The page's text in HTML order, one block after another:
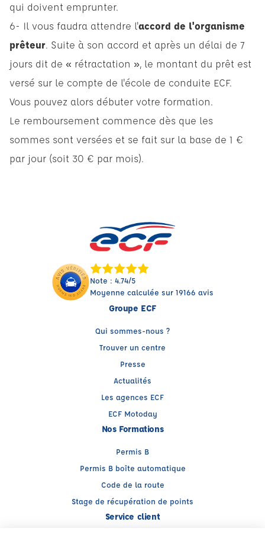
qui doivent emprunter.
6- Il vous faudra attendre l'accord de l'organisme
prêteur. Suite à son accord et après un délai de 7
jours dit de « rétractation », le montant du prêt est
versé sur le compte de l'école de conduite ECF.
Vous pouvez alors débuter votre formation.
Le remboursement commence dès que les
sommes sont versées et se fait sur la base de 1 €
par jour (soit 30 € par mois).
Note : 4.74/5
Moyenne calculée sur 19166 avis
Groupe ECF
Qui sommes-nous ?
Trouver un centre
Presse
Actualités
Les agences ECF
ECF Motoday
Nos Formations
Permis B
Permis B boîte automatique
Code de la route
Stage de récupération de points
Service client